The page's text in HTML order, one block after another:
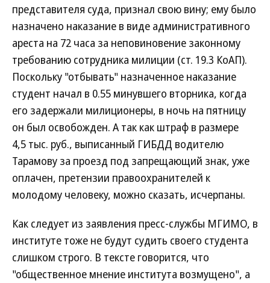
представителя суда, признал свою вину; ему было
назначено наказание в виде административного
ареста на 72 часа за неповиновение законному
требованию сотрудника милиции (ст. 19.3 КоАП).
Поскольку "отбывать" назначенное наказание
студент начал в 0.55 минувшего вторника, когда
его задержали милиционеры, в ночь на пятницу
он был освобожден. А так как штраф в размере
4,5 тыс. руб., выписанный ГИБДД водителю
Тарамову за проезд под запрещающий знак, уже
оплачен, претензии правоохранителей к
молодому человеку, можно сказать, исчерпаны.
Как следует из заявления пресс-службы МГИМО, в
институте тоже не будут судить своего студента
слишком строго. В тексте говорится, что
"общественное мнение института возмущено", а